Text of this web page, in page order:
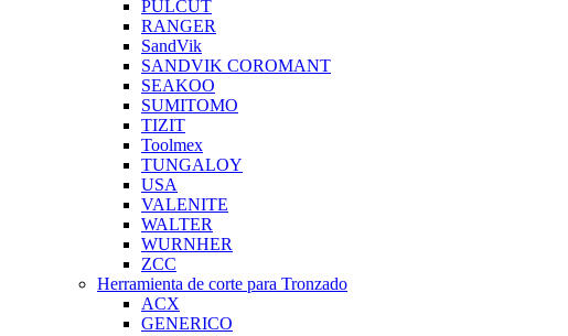
PULCUT
RANGER
SandVik
SANDVIK COROMANT
SEAKOO
SUMITOMO
TIZIT
Toolmex
TUNGALOY
USA
VALENITE
WALTER
WURNHER
ZCC
Herramienta de corte para Tronzado
ACX
GENERICO